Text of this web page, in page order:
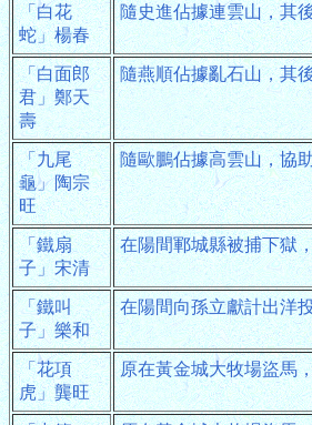
「白花
蛇」楊春
隨史進佔據連雲山，其
「白面郎
君」鄭天
壽
隨燕順佔據亂石山，其
「九尾
龜」陶宗
旺
隨歐鵬佔據高雲山，協
「鐵扇
子」宋清
在陽間鄆城縣被捕下獄
「鐵叫
子」樂和
在陽間向孫立獻計出洋
「花項
虎」龔旺
原在黃金城大牧場盜馬